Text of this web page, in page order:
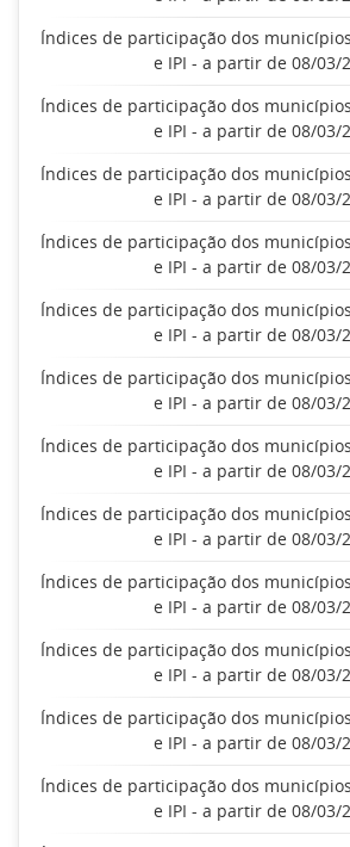
Índices de participação dos
e IPI - a partir de 08/03/
Índices de participação dos
e IPI - a partir de 08/03/
Índices de participação dos
e IPI - a partir de 08/03/
Índices de participação dos
e IPI - a partir de 08/03/
Índices de participação dos
e IPI - a partir de 08/03/
Índices de participação dos
e IPI - a partir de 08/03/
Índices de participação dos
e IPI - a partir de 08/03/
Índices de participação dos
e IPI - a partir de 08/03/
Índices de participação dos
e IPI - a partir de 08/03/
Índices de participação dos
e IPI - a partir de 08/03/
Índices de participação dos
e IPI - a partir de 08/03/
Índices de participação dos
e IPI - a partir de 08/03/